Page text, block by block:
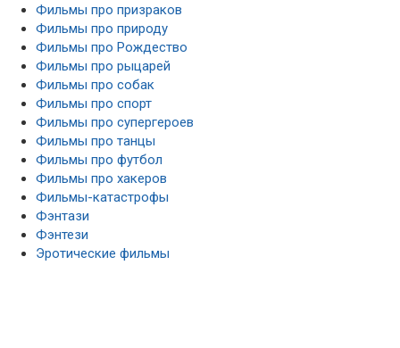
Фильмы про призраков
Фильмы про природу
Фильмы про Рождество
Фильмы про рыцарей
Фильмы про собак
Фильмы про спорт
Фильмы про супергероев
Фильмы про танцы
Фильмы про футбол
Фильмы про хакеров
Фильмы-катастрофы
Фэнтази
Фэнтези
Эротические фильмы